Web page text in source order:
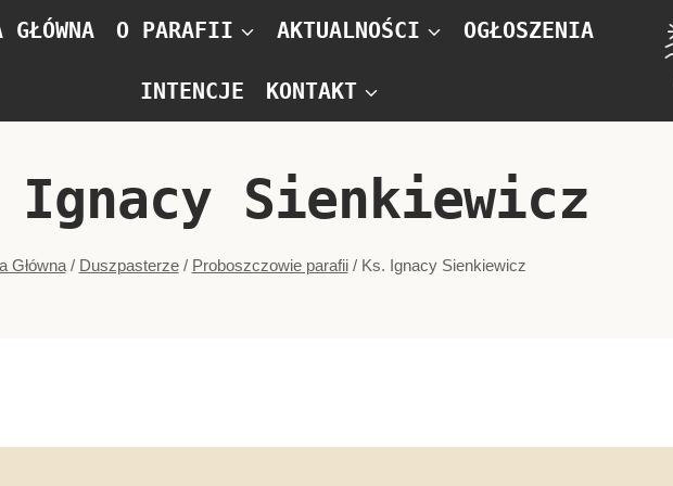
GŁÓWNA O PARAFII AKTUALNOŚCI OGŁOSZENIA
INTENCJE KONTAKT
Ignacy Sienkiewicz​
Główna / Duszpasterze / Proboszczowie parafii / Ks. Ignacy Sienkiewicz​